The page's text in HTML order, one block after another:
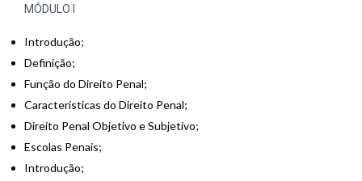
MÓDULO I
Introdução;
Definição;
Função do Direito Penal;
Características do Direito Penal;
Direito Penal Objetivo e Subjetivo;
Escolas Penais;
Introdução;